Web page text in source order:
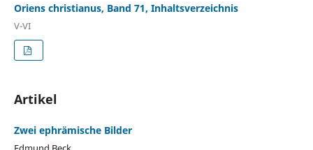
Oriens christianus, Band 71, Inhaltsverzeichnis
V-VI
Artikel
Zwei ephrämische Bilder